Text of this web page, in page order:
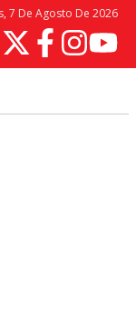
7 De Agosto De 2026